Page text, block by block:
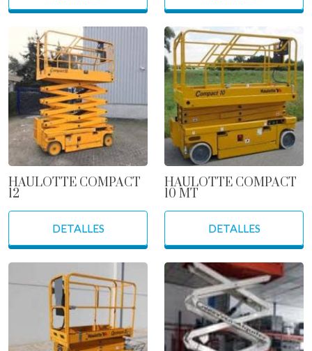
HAULOTTE COMPACT
12
DETALLES
HAULOTTE COMPACT
10 MT
DETALLES